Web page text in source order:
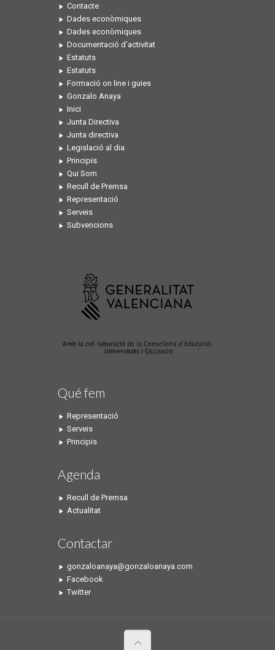
Contacte
Dades econòmiques
Dades econòmiques
Documentació d’activitat
Estatuts
Estatuts
Formació on line i guies
Gonzalo Anaya
Inici
Junta Directiva
Junta directiva
Legislació al dia
Principis
Qui Som
Recull de Premsa
Representació
Serveis
Subvencions
Qué fem
Representació
Serveis
Principis
Agenda
Recull de Premsa
Actualitat
Contactar
gonzaloanaya@gonzaloanaya.com
Facebook
Twitter